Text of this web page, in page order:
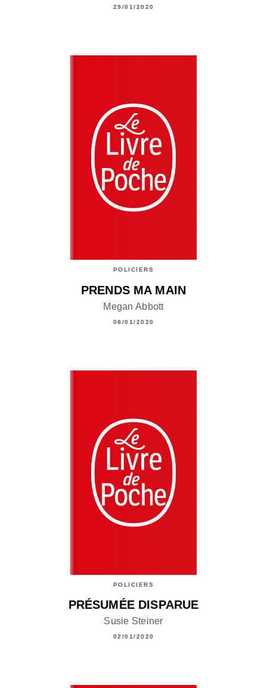
29/01/2020
POLICIERS
PRENDS MA MAIN
Megan Abbott
08/01/2020
POLICIERS
PRÉSUMÉE DISPARUE
Susie Steiner
02/01/2020